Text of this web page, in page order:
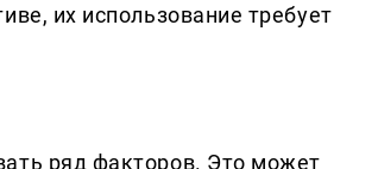
их использование требует
ряд факторов. Это может